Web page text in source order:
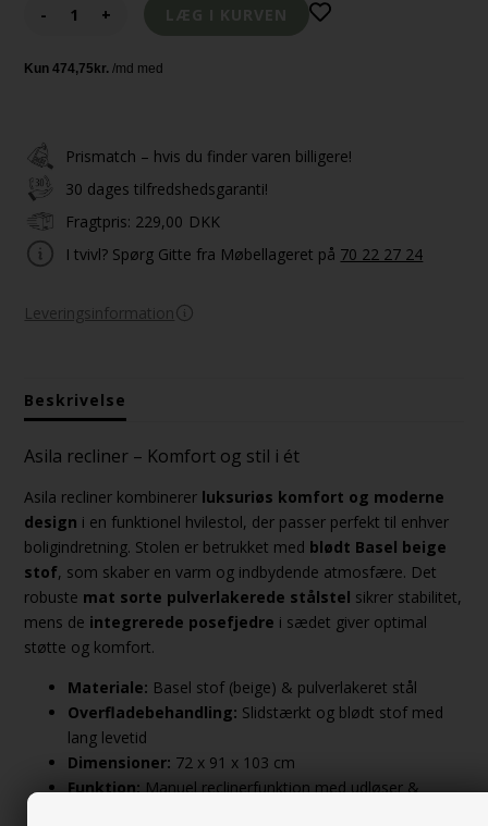
- +
Prismatch – hvis du finder varen billigere!
30 dages tilfredshedsgaranti!
Fragtpris: 229,00 DKK
I tvivl? Spørg Gitte fra Møbellageret på 70 22 27 24
Leveringsinformation
Beskrivelse
Asila recliner – Komfort og stil i ét
Asila recliner kombinerer luksuriøs komfort og moderne
design i en funktionel hvilestol, der passer perfekt til enhver
boligindretning. Stolen er betrukket med blødt Basel beige
stof, som skaber en varm og indbydende atmosfære. Det
robuste mat sorte pulverlakerede stålstel sikrer stabilitet,
mens de integrerede posefjedre i sædet giver optimal
støtte og komfort.
Materiale: Basel stof (beige) & pulverlakeret stål
Overfladebehandling: Slidstærkt og blødt stof med
lang levetid
Dimensioner: 72 x 91 x 103 cm
Funktion:Manuel reclinerfunktion med udløser &